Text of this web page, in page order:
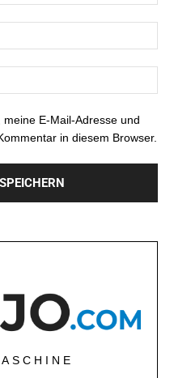
E-Mail-Adresse und
in diesem Browser.